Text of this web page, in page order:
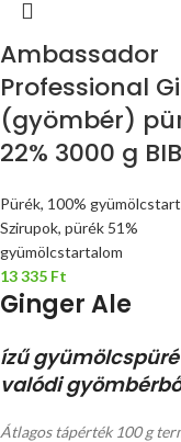
Ambassador
Professional
(gyömbér)
22% 3000 g BIB
Pürék, 100%
Szirupok, pürék 51%
gyümölcstartalom
13 335 Ft
Ginger Ale
ízű gyümölcspüré
valódi
Átlagos tápérték 100 g